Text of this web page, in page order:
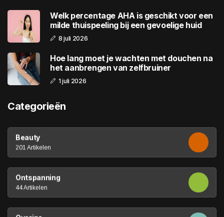
Welk percentage AHA is geschikt voor een
milde thuispeeling bij een gevoelige huid
8 juli 2026
Hoe lang moet je wachten met douchen na
het aanbrengen van zelfbruiner
1 juli 2026
Categorieën
Beauty
201 Artikelen
Ontspanning
44 Artikelen